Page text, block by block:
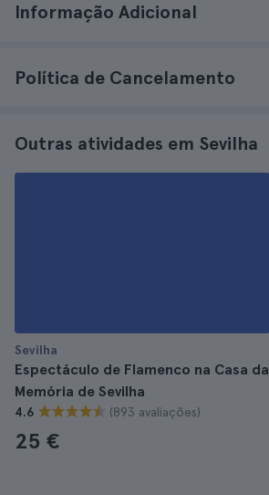
Informação Adicional
Política de Cancelamento
Outras atividades em Sevilha
Sevilha
Espectáculo de Flamenco na Casa da
Memória de Sevilha
4.6 (893 avaliações)
25 €